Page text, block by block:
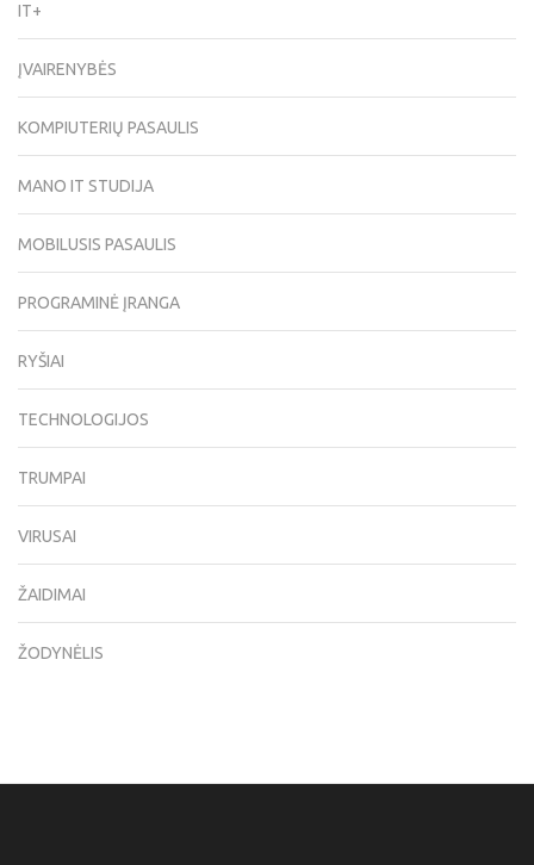
IT+
ĮVAIRENYBĖS
KOMPIUTERIŲ PASAULIS
MANO IT STUDIJA
MOBILUSIS PASAULIS
PROGRAMINĖ ĮRANGA
RYŠIAI
TECHNOLOGIJOS
TRUMPAI
VIRUSAI
ŽAIDIMAI
ŽODYNĖLIS